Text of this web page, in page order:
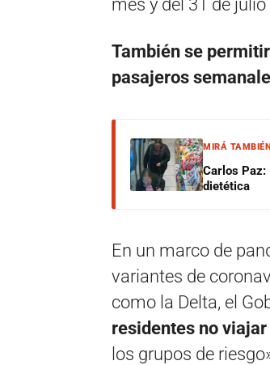
mes y del 31 de
También se
pasajeros
MIRÁ
Carlos Paz:
dietética
En un marco de
variantes de
como la Delta, el
residentes no
los grupos de